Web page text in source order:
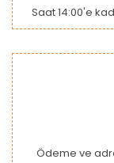
Saat 14:00'e
Ödeme ve